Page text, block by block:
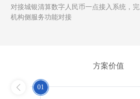
对接城银清算数字人民币一点接入系统，
机构侧服务功能对接
方案价值
01